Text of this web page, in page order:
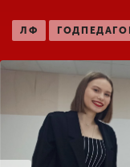
Сведения
ЛФ